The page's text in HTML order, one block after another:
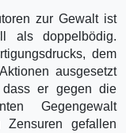
zur Gewalt ist
als doppelbödig.
dem
ausgesetzt
er gegen die
Gegengewalt
gefallen